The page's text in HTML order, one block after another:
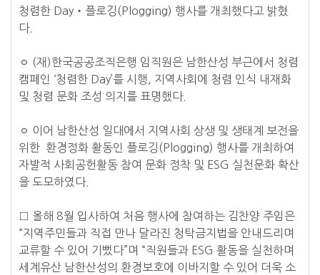
청렴한 Day‧플로깅(Plogging) 행사를 개최했다고 밝혔
다.
ㅇ (재)한국공공조직은행 임직원은 남한산성 부근에서 청렴
캠페인 ‘청렴한 Day’를 시행, 지역사회에 청렴 인식 내재화
및 청렴 문화 조성 의지를 표명했다.
ㅇ 이어 남한산성 일대에서 지역사회 상생 및 생태계 보전을
위한 환경정화 활동인 플로깅(Plogging) 행사를 개최하여
자발적 사회공헌활동 참여 문화 정착 및 ESG 실천문화 확산
을 도모하였다.
□ 올해 8월 입사하여 처음 행사에 참여하는 김찬양 주임은
“지역주민들과 직접 만나 달라진 청탁금지법을 안내드리며
교류할 수 있어 기뻤다”며 “직원들과 ESG 활동을 실천하며
세계유산 남한산성의 환경보호에 이바지할 수 있어 더욱 소